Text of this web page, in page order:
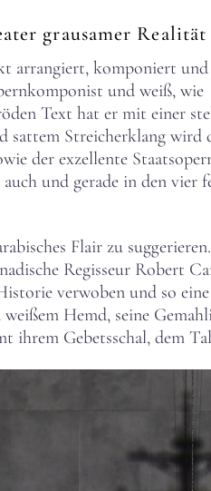
grausamer Realität
arrangiert, komponiert und
und weiß, wie
Text hat er mit einer
sattem Streicherklang
der exzellente
und gerade in den vier
Flair zu
Regisseur Robert
verwoben und so
Hemd, seine
ihrem Gebetsschal, dem